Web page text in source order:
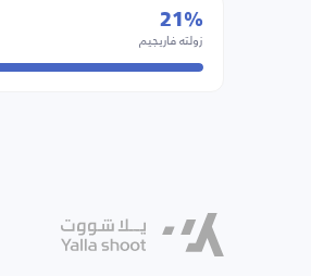
21%
زولته فاريجيم